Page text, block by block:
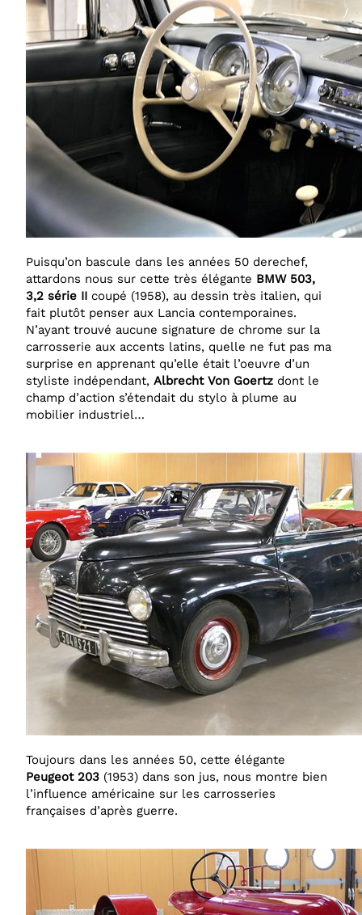
Puisqu’on bascule dans les années 50 derechef,
attardons nous sur cette très élégante BMW 503,
3,2 série II coupé (1958), au dessin très italien, qui
fait plutôt penser aux Lancia contemporaines.
N’ayant trouvé aucune signature de chrome sur la
carrosserie aux accents latins, quelle ne fut pas ma
surprise en apprenant qu’elle était l’oeuvre d’un
styliste indépendant, Albrecht Von Goertz dont le
champ d’action s’étendait du stylo à plume au
mobilier industriel…
Toujours dans les années 50, cette élégante
Peugeot 203 (1953) dans son jus, nous montre bien
l’influence américaine sur les carrosseries
françaises d’après guerre.